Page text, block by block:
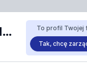
WYTWÓRNIA SPRZĘTU KOMUNIKACYJNEGO PZL-KROSNO SPÓŁKA AKCYJNA praca To profil Twojej
Tak, chcę